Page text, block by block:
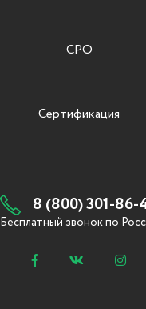
СРО
Сертификация
8 (800) 301-86-
Бесплатный звонок по